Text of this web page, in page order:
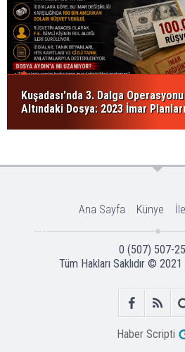
Kuşadası'nda 3. Dalga
Altındaki Dosya: 2023 İmar Planları
Ana Sayfa Künye
0 (507) 507-
Tüm Hakları Saklıdır © 2021
Haber Scripti